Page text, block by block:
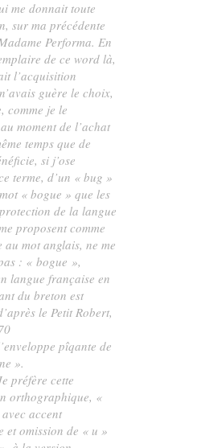
me donnait toute
sur ma précédente
Performa. En
de ce word là,
l’acquisition
guère le choix,
comme je le
moment de l’achat
temps que de
si j’ose
terme, d’un « bug »
« bogue » que les
de la langue
proposent comme
au mot anglais, ne me
: « bogue »,
langue française en
du breton est
le Petit Robert,
pîqante de
».
préfère cette
orthographique, «
accent
et omission de « u »